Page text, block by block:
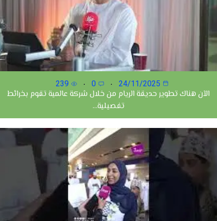
24/11/2025
0
239
الآن هناك تطوير حديقة الريام من خلال شركة عالمية تقوم بخرائط
تفصيلية…